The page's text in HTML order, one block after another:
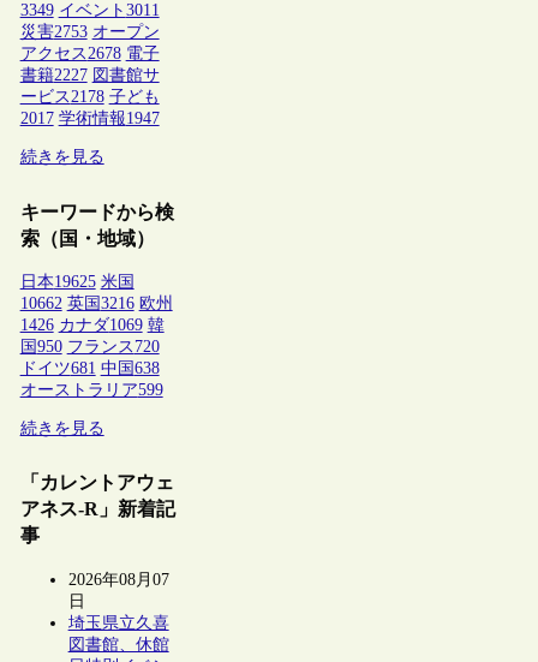
3349 イベント 3011
災害2753 オープン
アクセス2678 電子
書籍2227 図書館サ
ービス2178 子ども
2017 学術情報1947
続きを見る
キーワードから検
索（国・地域）
日本19625 米国
10662 英国 3216 欧州
1426 カナダ1069 韓
国 950 フランス 720
ドイツ681 中国 638
オーストラリア599
続きを見る
「カレントアウェ
アネス-R」新着記
事
2026年08月07
日
埼玉県立久喜
図書館、休館